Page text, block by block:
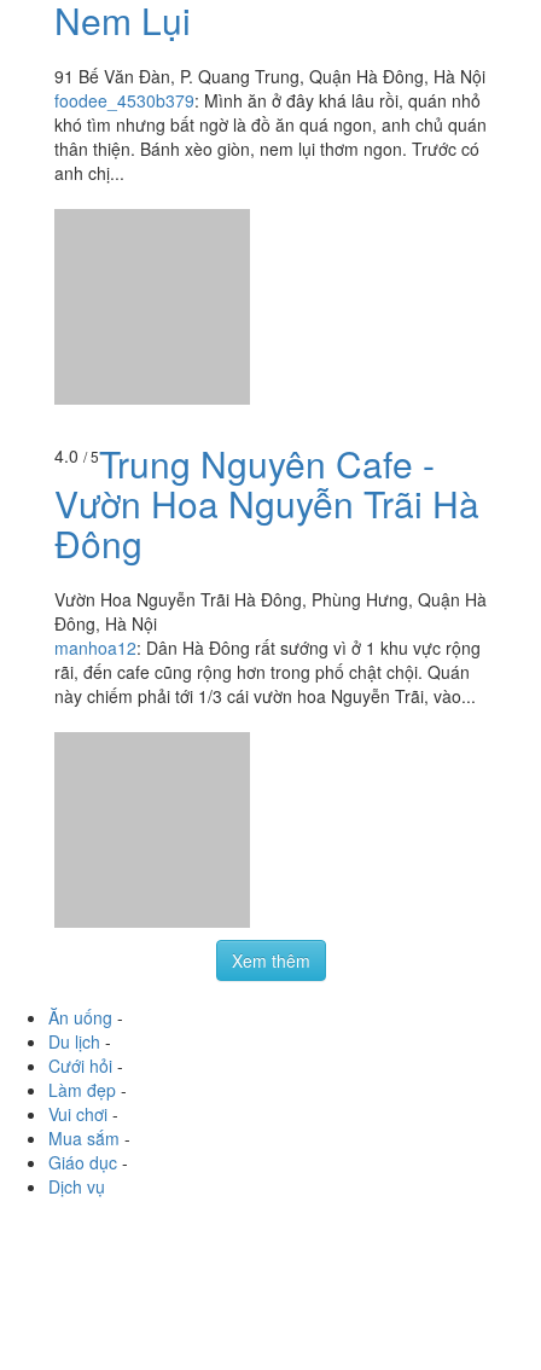
3.9/ 5 Tú Anh - Bánh Xèo &
Nem Lụi
91 Bế Văn Đàn, P. Quang Trung, Quận Hà Đông, Hà Nội
4.0/ 5Trung Nguyên Cafe -
Vườn Hoa Nguyễn Trãi Hà
Đông
Vườn Hoa Nguyễn Trãi Hà Đông, Phùng Hưng, Quận Hà
Ăn uống -
Du lịch-
Cưới hỏi-
Làm đẹp